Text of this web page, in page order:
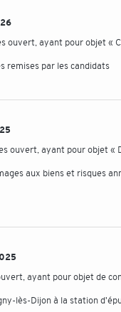
ayant pour objet «
remises par les candidats
ouvert, ayant pour objet «
aux biens et risques
ayant pour objet de
lès-Dijon à la station